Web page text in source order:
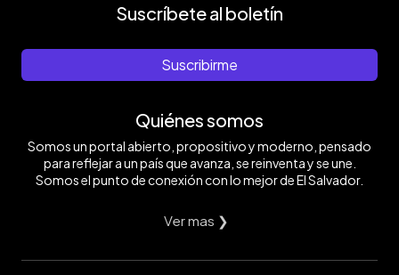
Suscríbete al boletín
Suscribirme
Quiénes somos
Somos un portal abierto, propositivo y moderno, pensado
para reflejar a un país que avanza, se reinventa y se une.
Somos el punto de conexión con lo mejor de El Salvador.
Ver mas ❯